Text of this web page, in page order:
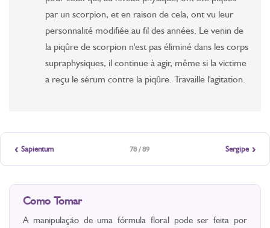
par un scorpion, et en raison de cela, ont vu leur
personnalité modifiée au fil des années. Le venin de
la piqûre de scorpion n'est pas éliminé dans les corps
supraphysiques, il continue à agir, même si la victime
a reçu le sérum contre la piqûre. Travaille l'agitation.
‹ Sapientum 78 / 89 Sergipe ›
Como Tomar
A manipulação de uma fórmula floral pode ser feita por